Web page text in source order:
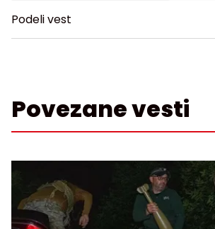
Podeli vest
Povezane vesti